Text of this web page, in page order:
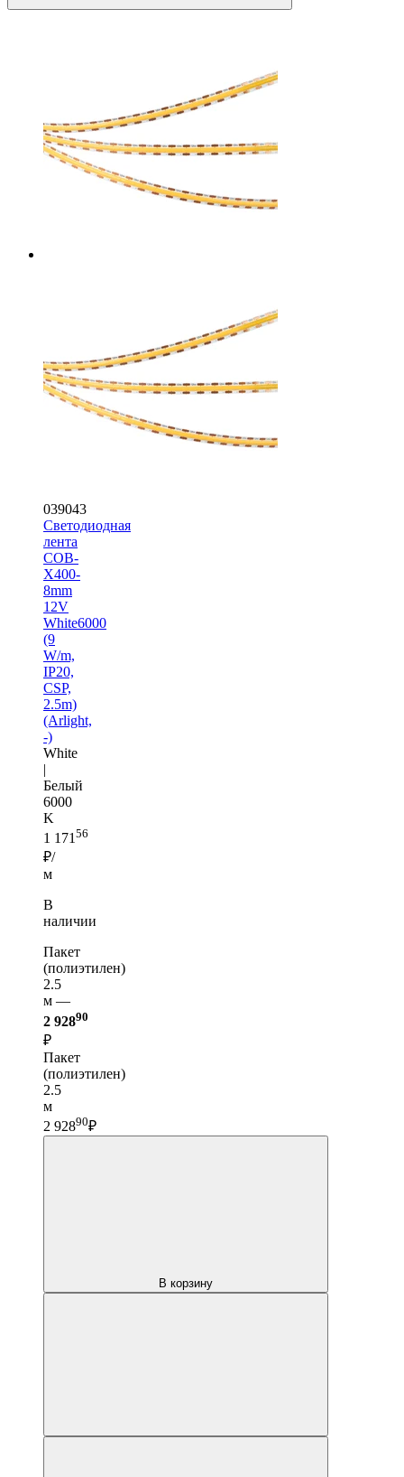
039043
Светодиодная
лента
COB-
X400-
8mm
12V
White6000
(9
W/m,
IP20,
CSP,
2.5m)
(Arlight,
-)
White
|
Белый
6000
K
1 171 56
₽/
м
В
наличии
Пакет
(полиэтилен)
2.5
м —
2 92890
₽
Пакет
(полиэтилен)
2.5
м
2 92890₽
В корзину